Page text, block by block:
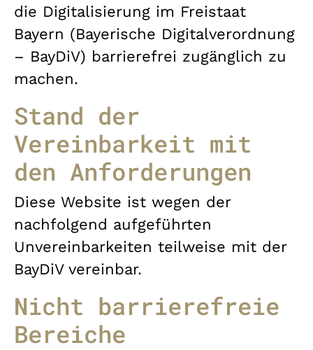
die Digitalisierung im Freistaat
Bayern (Bayerische Digitalverordnung
– BayDiV) barrierefrei zugänglich zu
machen.
Stand der
Vereinbarkeit mit
den Anforderungen
Diese Website ist wegen der
nachfolgend aufgeführten
Unvereinbarkeiten teilweise mit der
BayDiV vereinbar.
Nicht barrierefreie
Bereiche